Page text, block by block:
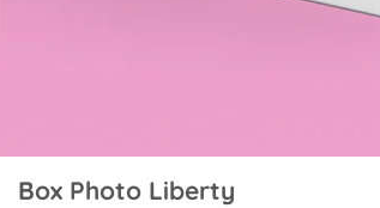
Box Photo Liberty